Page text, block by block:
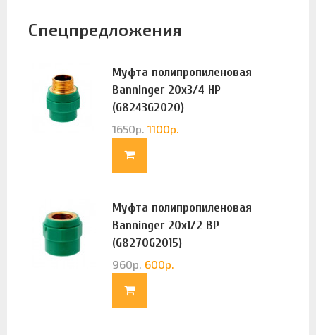
Спецпредложения
Муфта полипропиленовая
Banninger 20х3/4 НР
(G8243G2020)
1650р. 1100р.
Муфта полипропиленовая
Banninger 20х1/2 ВР
(G8270G2015)
960р. 600р.